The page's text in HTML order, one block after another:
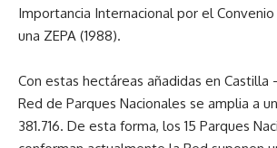
Importancia Internacional por el Convenio
una ZEPA (1988).
Con estas hectáreas añadidas en Castilla
Red de Parques Nacionales se amplia a
381.716. De esta forma, los 15 Parques